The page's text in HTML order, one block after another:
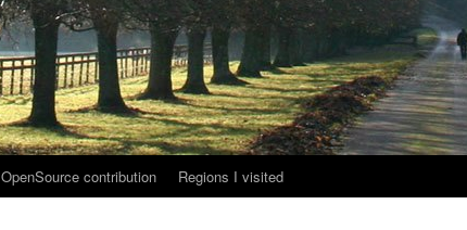
OpenSource contribution Regions I visited